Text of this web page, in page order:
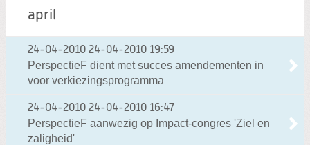
april
24-04-2010 24-04-2010 19:59
PerspectieF dient met succes amendementen in
voor verkiezingsprogramma
24-04-2010 24-04-2010 16:47
PerspectieF aanwezig op Impact-congres 'Ziel en
zaligheid'